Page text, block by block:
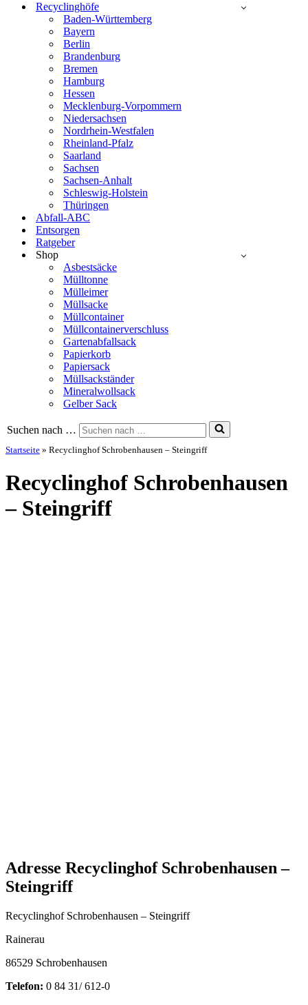
Recyclinghöfe
Baden-Württemberg
Bayern
Berlin
Brandenburg
Bremen
Hamburg
Hessen
Mecklenburg-Vorpommern
Niedersachsen
Nordrhein-Westfalen
Rheinland-Pfalz
Saarland
Sachsen
Sachsen-Anhalt
Schleswig-Holstein
Thüringen
Abfall-ABC
Entsorgen
Ratgeber
Shop
Asbestsäcke
Mülltonne
Mülleimer
Müllsacke
Müllcontainer
Müllcontainerverschluss
Gartenabfallsack
Papierkorb
Papiersack
Müllsackständer
Mineralwollsack
Gelber Sack
Suchen nach …
Startseite » Recyclinghof Schrobenhausen – Steingriff
Recyclinghof Schrobenhausen
– Steingriff
Adresse Recyclinghof Schrobenhausen –
Steingriff
Recyclinghof Schrobenhausen – Steingriff
Rainerau
86529 Schrobenhausen
Telefon: 0 84 31/ 612-0